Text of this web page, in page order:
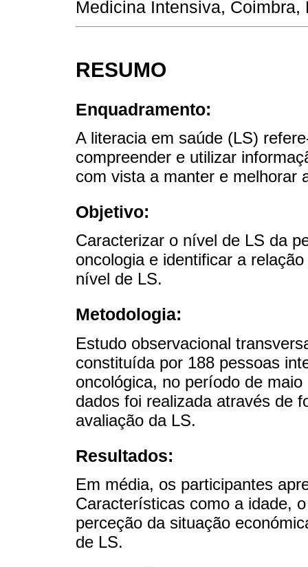
Medicina Intensiva, Coimbra,
RESUMO
Enquadramento:
A literacia em saúde (LS)
compreender e utilizar
com vista a manter e melhorar
Objetivo:
Caracterizar o nível de LS da
oncologia e identificar a
nível de LS.
Metodologia:
Estudo observacional
constituída por 188 pessoas
oncológica, no período de
dados foi realizada através de
avaliação da LS.
Resultados:
Em média, os participantes
Características como a idade,
perceção da situação
de LS.